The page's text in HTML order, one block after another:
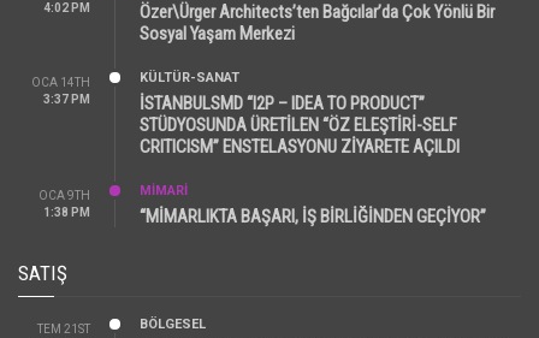
4:02 PM
Özer\Ürger Architects’ten Bağcılar’da Çok Yönlü Bir
Sosyal Yaşam Merkezi
OCA 14TH
3:37 PM
KÜLTÜR-SANAT
İSTANBULSMD “I2P – IDEA TO PRODUCT”
STÜDYOSUNDA ÜRETİLEN “ÖZ ELEŞTİRİ-SELF
CRITICISM” ENSTELASYONU ZİYARETE AÇILDI
OCA 9TH
1:38 PM
MİMARİ
“MİMARLIKTA BAŞARI, İŞ BİRLİĞİNDEN GEÇİYOR”
SATIŞ
TEM 21ST
BÖLGESEL